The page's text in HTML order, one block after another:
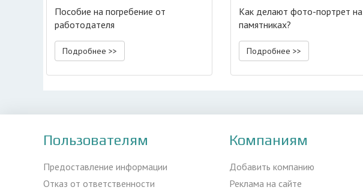
Пособие на погребение от
работодателя
Подробнее >>
Как делают фото-портрет на
памятниках?
Подробнее >>
Пользователям
Предоставление информации
Отказ от ответственности
Компаниям
Добавить компанию
Реклама на сайте